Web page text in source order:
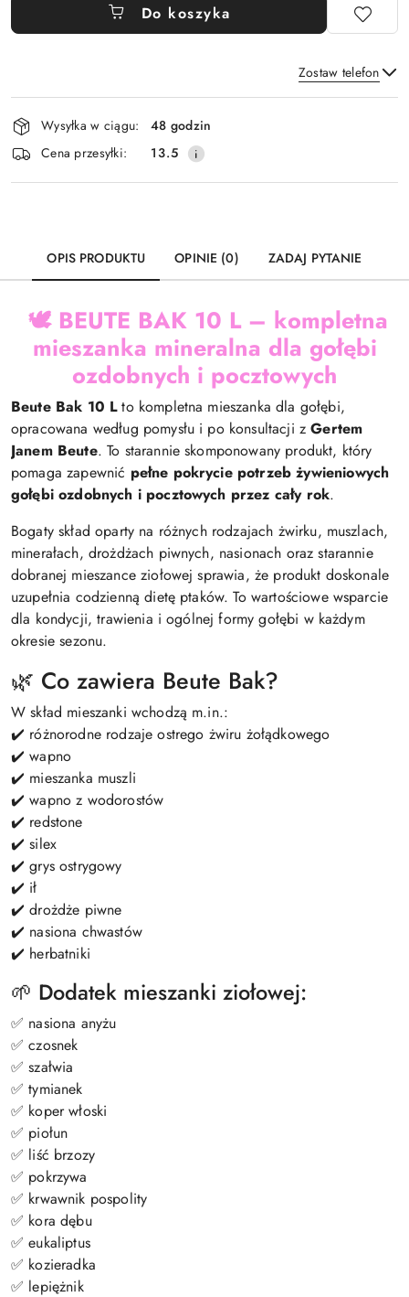
Do koszyka
Zostaw telefon
Wyślij
Dostępność
i
dostawa
Wysyłka w ciągu:
48 godzin
Cena przesyłki:
13.5
OPIS PRODUKTU OPINIE (0) ZADAJ PYTANIE
🕊️ BEUTE BAK 10 L – kompletna
mieszanka mineralna dla gołębi
ozdobnych i pocztowych
Beute Bak 10 Lto kompletna mieszanka dla gołębi,
opracowana według pomysłu i po konsultacji zGertem
Janem Beute. To starannie skomponowany produkt, który
pomaga zapewnić pełne pokrycie potrzeb żywieniowych
gołębi ozdobnych i pocztowych przez cały rok.
Bogaty skład oparty na różnych rodzajach żwirku, muszlach,
minerałach, drożdżach piwnych, nasionach oraz starannie
dobranej mieszance ziołowej sprawia, że produkt doskonale
uzupełnia codzienną dietę ptaków. To wartościowe wsparcie
dla kondycji, trawienia i ogólnej formy gołębi w każdym
okresie sezonu.
🌿 Co zawiera Beute Bak?
W skład mieszanki wchodzą m.in.:
✔️ różnorodne rodzaje ostrego żwiru żołądkowego
✔️ wapno
✔️ mieszanka muszli
✔️ wapno z wodorostów
✔️ redstone
✔️ silex
✔️ grys ostrygowy
✔️ ił
✔️ drożdże piwne
✔️ nasiona chwastów
✔️ herbatniki
🌱 Dodatek mieszanki ziołowej:
✅ nasiona anyżu
✅ czosnek
✅ szałwia
✅ tymianek
✅ koper włoski
✅ piołun
✅ liść brzozy
✅ pokrzywa
✅ krwawnik pospolity
✅ kora dębu
✅ eukaliptus
✅ kozieradka
✅ lepiężnik